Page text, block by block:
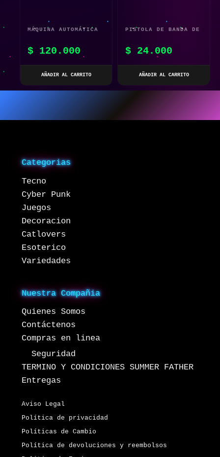
MÁQUINA AUTOMÁTICA
$ 120.000
AÑADIR AL CARRITO
PISTOLA DE BANDA DE
$ 24.000
AÑADIR AL CARRITO
Categorias
Tecno
Cyber Punk
Juegos
Decoracion
Catlovers
Esoterico
Variedades
Nuestra Compañia
Quienes Somos
Contáctenos
Compras en linea
Seguridad
TERMINO Y CONDICIONES SUMMER FATHER
Entregas
Aviso Legal
Política de privacidad
Políticas de Cambio
Política de devoluciones y reembolsos